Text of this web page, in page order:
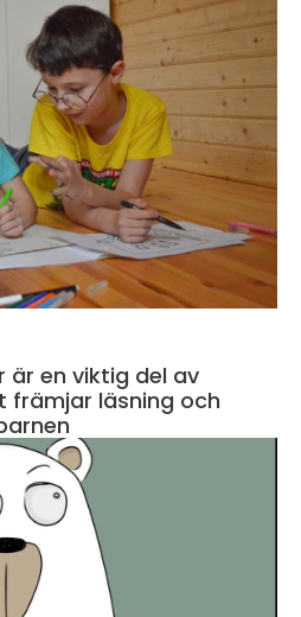
är en viktig del av
främjar läsning och